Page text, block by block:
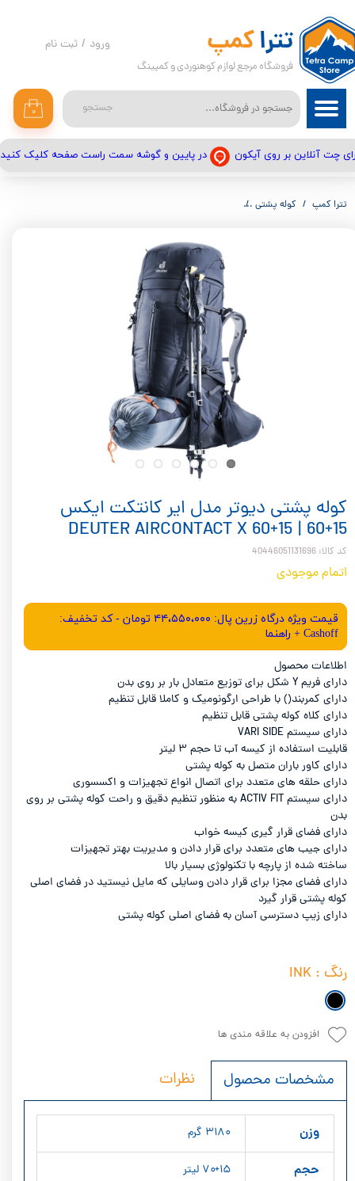
جستجو ۰
ورود / ثبت نام
حساب کاربری من
تغییر گذر واژه
سفارشات
خروج از حساب کاربری
چت آنلاین بر روی آیکون در پایین و گوشه سمت راست صفحه کلیک کنید
تتراکمپ
فروشگاه مرجع لوازم کوهنوردی و کمپینگ
تترا کمپ کوله پشتی
کوله پشتی دیوتر مدل ایر کانتکت ایکس
15+60 | DEUTER AIRCONTACT X 60+15
کد کالا: 40446051131696
اتمام موجودی
قیمت ویژه درگاه زرین پال: ۴۴،۵۵۰،۰۰۰ تومان - کد تخفیف:
Cashoff + راهنما
اطلاعات محصول
دارای فریم Y شکل برای توزیع متعادل بار بر روی بدن
دارای کمربند() با طراحی ارگونومیک و کاملا قابل تنظیم
دارای کلاه کوله پشتی قابل تنظیم
دارای سیستم VARI SIDE
قابلیت استفاده از کیسه آب تا حجم ۳ لیتر
دارای کاور باران متصل به کوله پشتی
دارای حلقه های متعدد برای اتصال انواع تجهیزات و اکسسوری
دارای سیستم ACTIV FIT به منظور تنظیم دقیق و راحت کوله پشتی بر روی
بدن
دارای فضای قرار گیری کیسه خواب
دارای جیب های متعدد برای قرار دادن و مدیریت بهتر تجهیزات
ساخته شده از پارچه با تکنولوژی بسیار بالا
دارای فضای مجزا برای قرار دادن وسایلی که مایل نیستید در فضای اصلی
کوله پشتی قرار گیرد
دارای زیپ دسترسی آسان به فضای اصلی کوله پشتی
رنگ : INK
افزودن به علاقه مندی ها
مشخصات محصول نظرات
وزن ۳۱۸۰ گرم
حجم ۷۰+۱۵ لیتر